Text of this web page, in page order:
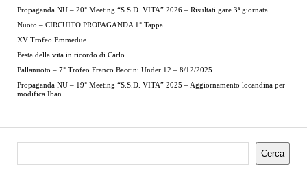
Propaganda NU – 20° Meeting “S.S.D. VITA” 2026 – Risultati gare 3ª giornata
Nuoto – CIRCUITO PROPAGANDA 1° Tappa
XV Trofeo Emmedue
Festa della vita in ricordo di Carlo
Pallanuoto – 7° Trofeo Franco Baccini Under 12 – 8/12/2025
Propaganda NU – 19° Meeting “S.S.D. VITA” 2025 – Aggiornamento locandina per
modifica Iban
Cerca